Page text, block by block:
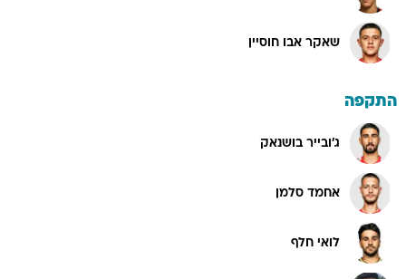
שאקר אבו חוסיין
התקפה
ג'ובייר בושנאק
אחמד סלמן
לואי חלף